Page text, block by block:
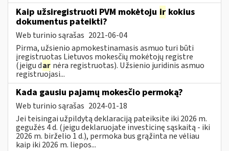
Kaip užsiregistruoti PVM mokėtoju ir kokius
dokumentus pateikti?
Web turinio sąrašas 2021-06-04
Pirma, užsienio apmokestinamasis asmuo turi būti
įregistruotas Lietuvos mokesčių mokėtojų registre
(jeigu dar nėra registruotas). Užsienio juridinis asmuo
registruojasi...
Kada gausiu pajamų mokesčio permoką?
Web turinio sąrašas 2024-01-18
Jei teisingai užpildytą deklaraciją pateiksite iki 2026 m.
gegužės 4 d. (jeigu deklaruojate investicinę sąskaitą - iki
2026 m. birželio 1 d.), permoka bus grąžinta ne vėliau
kaip iki 2026 m. liepos...